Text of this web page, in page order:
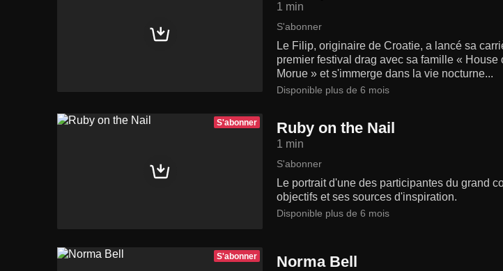
1 min
S'abonner
Le Filip, originaire de Croatie, a lancé sa
premier festival drag avec sa famille «
Morue » et s'immerge dans la vie nocturne...
Disponible plus de 6 mois
S'abonner Ruby on the Nail
1 min
S'abonner
Le portrait d'une des participantes du grand
objectifs et ses sources d'inspiration.
Disponible plus de 6 mois
S'abonner Norma Bell